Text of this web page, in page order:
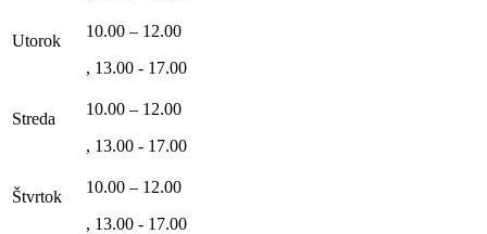
Utorok
10.00 – 12.00
, 13.00 - 17.00
Streda
10.00 – 12.00
, 13.00 - 17.00
Štvrtok
10.00 – 12.00
, 13.00 - 17.00